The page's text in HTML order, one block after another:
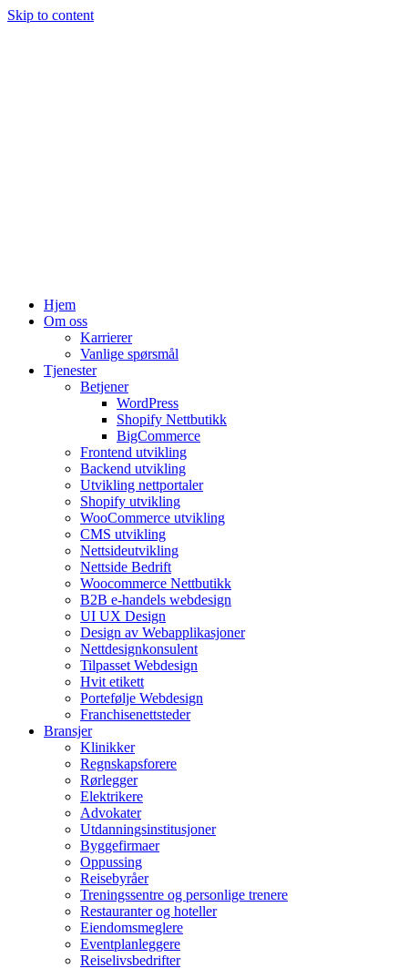
Skip to content
Hjem
Om oss
Karrierer
Vanlige spørsmål
Tjenester
Betjener
WordPress
Shopify Nettbutikk
BigCommerce
Frontend utvikling
Backend utvikling
Utvikling nettportaler
Shopify utvikling
WooCommerce utvikling
CMS utvikling
Nettsideutvikling
Nettside Bedrift
Woocommerce Nettbutikk
B2B e-handels webdesign
UI UX Design
Design av Webapplikasjoner
Nettdesignkonsulent
Tilpasset Webdesign
Hvit etikett
Portefølje Webdesign
Franchisenettsteder
Bransjer
Klinikker
Regnskapsforere
Rørlegger
Elektrikere
Advokater
Utdanningsinstitusjoner
Byggefirmaer
Oppussing
Reisebyråer
Treningssentre og personlige trenere
Restauranter og hoteller
Eiendomsmeglere
Eventplanleggere
Reiselivsbedrifter